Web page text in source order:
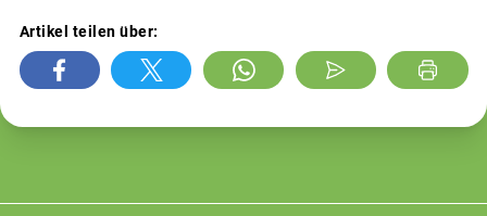
Artikel teilen über: